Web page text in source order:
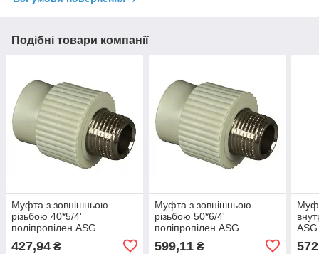
Подібні товари компанії
Муфта з зовнішньою
різьбою 40*5/4'
поліпропілен ASG
427,94 ₴
Муфта з зовнішньою
різьбою 50*6/4'
поліпропілен ASG
599,11₴
ASG